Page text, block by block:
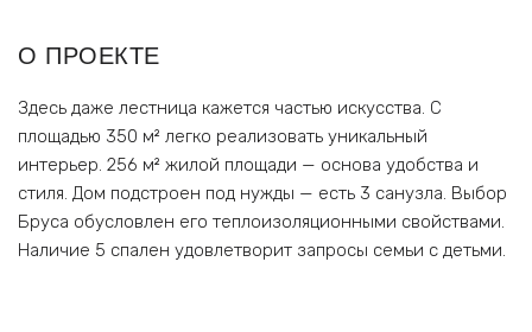
О ПРОЕКТЕ
Здесь даже лестница кажется частью искусства. С
площадью 350 м² легко реализовать уникальный
интерьер. 256 м² жилой площади — основа удобства и
стиля. Дом подстроен под нужды — есть 3 санузла. Выбор
Бруса обусловлен его теплоизоляционными свойствами.
Наличие 5 спален удовлетворит запросы семьи с детьми.